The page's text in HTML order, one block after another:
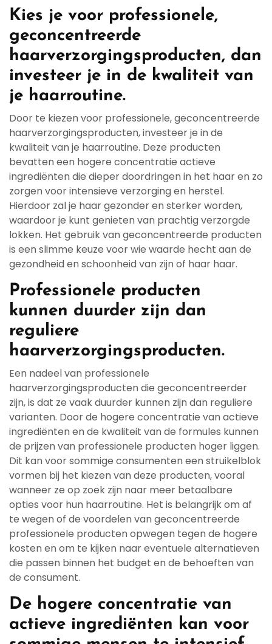
Kies je voor professionele,
geconcentreerde
haarverzorgingsproducten, dan
investeer je in de kwaliteit van
je haarroutine.
Door te kiezen voor professionele, geconcentreerde
haarverzorgingsproducten, investeer je in de
kwaliteit van je haarroutine. Deze producten
bevatten een hogere concentratie actieve
ingrediënten die dieper doordringen in het haar en zo
zorgen voor intensieve verzorging en herstel.
Hierdoor zal je haar gezonder en sterker worden,
waardoor je kunt genieten van prachtig verzorgde
lokken. Het gebruik van geconcentreerde producten
is een slimme keuze voor wie waarde hecht aan de
gezondheid en schoonheid van zijn of haar haar.
Professionele producten
kunnen duurder zijn dan
reguliere
haarverzorgingsproducten.
Een nadeel van professionele
haarverzorgingsproducten die geconcentreerder
zijn, is dat ze vaak duurder kunnen zijn dan reguliere
varianten. Door de hogere concentratie van actieve
ingrediënten en de kwaliteit van de formules kunnen
de prijzen van professionele producten hoger liggen.
Dit kan voor sommige consumenten een struikelblok
vormen bij het kiezen van deze producten, vooral
wanneer ze op zoek zijn naar meer betaalbare
opties voor hun haarroutine. Het is belangrijk om af
te wegen of de voordelen van geconcentreerde
professionele producten opwegen tegen de hogere
kosten en om te kijken naar eventuele alternatieven
die passen binnen het budget en de behoeften van
de consument.
De hogere concentratie van
actieve ingrediënten kan voor